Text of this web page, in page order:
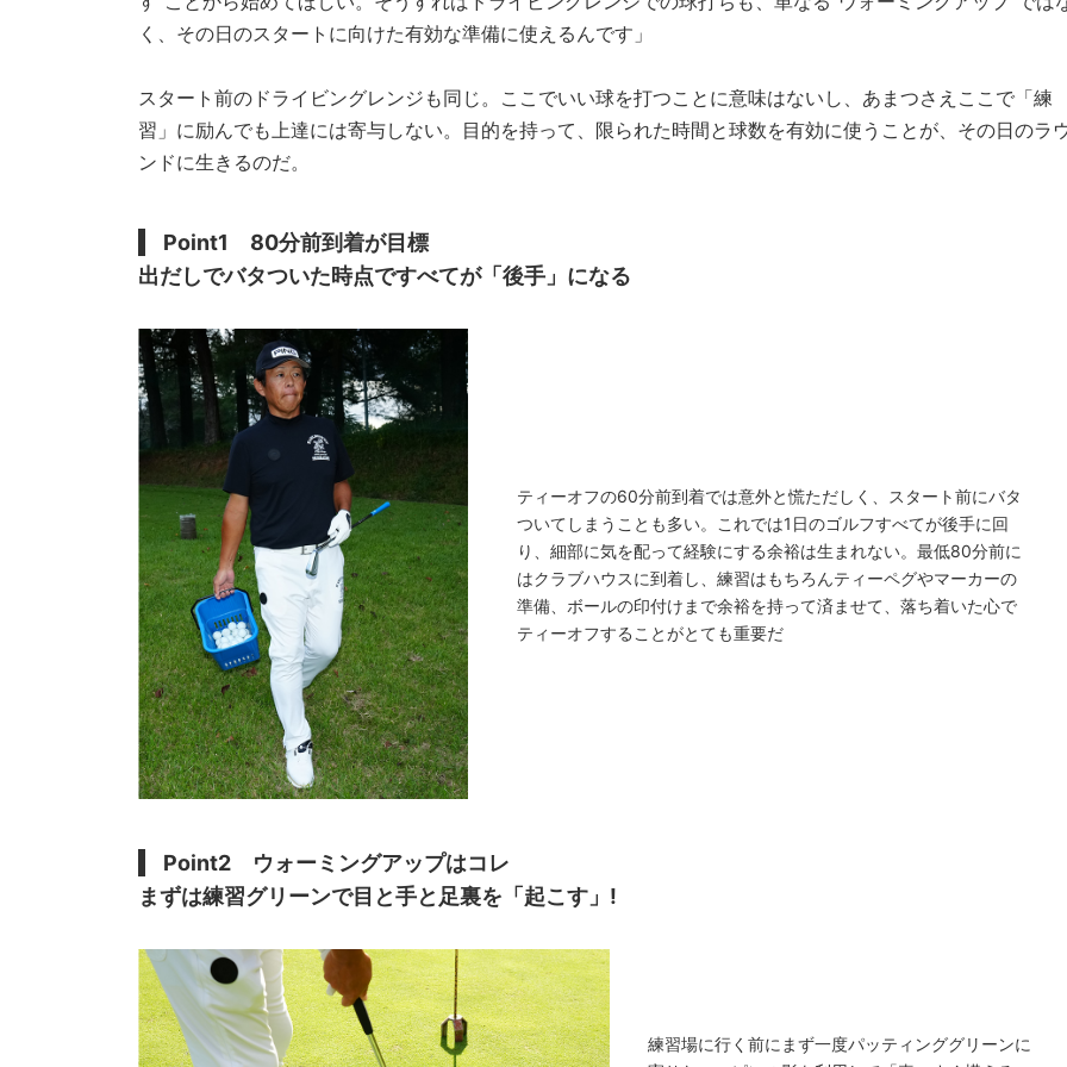
く、その日のスタートに向けた有効な準備に使えるんです」
スタート前のドライビングレンジも同じ。ここでいい球を打つことに意味はないし、あまつさえここで「練
習」に励んでも上達には寄与しない。目的を持って、限られた時間と球数を有効に使うことが、その日のラ
ンドに生きるのだ。
Point1 80分前到着が目標
出だしでバタついた時点ですべてが「後手」になる
ティーオフの60分前到着では意外と慌ただしく、スタート前にバタ
ついてしまうことも多い。これでは1日のゴルフすべてが後手に回
り、細部に気を配って経験にする余裕は生まれない。最低80分前に
はクラブハウスに到着し、練習はもちろんティーペグやマーカーの
準備、ボールの印付けまで余裕を持って済ませて、落ち着いた心で
ティーオフすることがとても重要だ
Point2 ウォーミングアップはコレ
まずは練習グリーンで目と手と足裏を「起こす」!
練習場に行く前にまず一度パッティンググリーンに